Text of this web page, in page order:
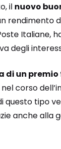
il nuovo
rendimento
Italiane,
degli
di un
corso
questo tipo
anche alla